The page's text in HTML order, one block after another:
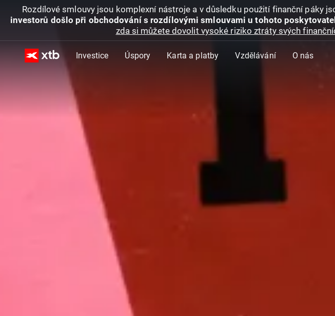
Rozdílové smlouvy jsou komplexní nástroje a v důsledku použití finanční páky
investorů došlo při obchodování s rozdílovými smlouvami u tohoto
zda si můžete dovolit vysoké riziko ztráty svých
Investice Úspory Karta a platby Vzdělávání O nás